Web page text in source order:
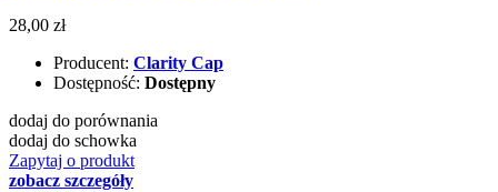
28,00 zł
Producent: Clarity Cap
Dostępność: Dostępny
dodaj do porównania
dodaj do schowka
Zapytaj o produkt
zobacz szczegóły